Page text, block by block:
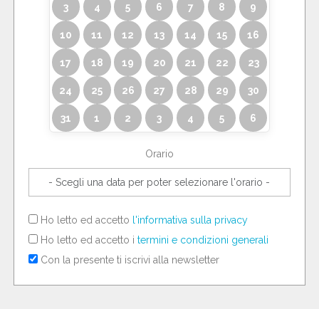
3 4 5 6 7 8 9
10 11 12 13 14 15 16
17 18 19 20 21 22 23
24 25 26 27 28 29 30
31 1 2 3 4 5 6
Orario
Ho letto ed accetto
l'informativa sulla privacy
Ho letto ed accetto i termini e condizioni generali
Con la presente ti iscrivi alla newsletter